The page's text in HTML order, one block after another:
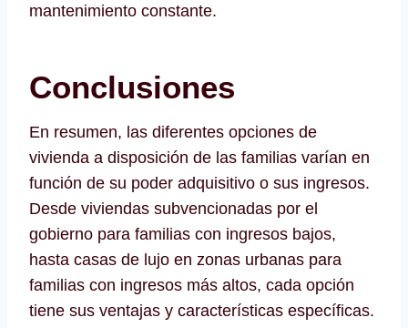
mantenimiento constante.
Conclusiones
En resumen, las diferentes opciones de
vivienda a disposición de las familias varían en
función de su poder adquisitivo o sus ingresos.
Desde viviendas subvencionadas por el
gobierno para familias con ingresos bajos,
hasta casas de lujo en zonas urbanas para
familias con ingresos más altos, cada opción
tiene sus ventajas y características específicas.